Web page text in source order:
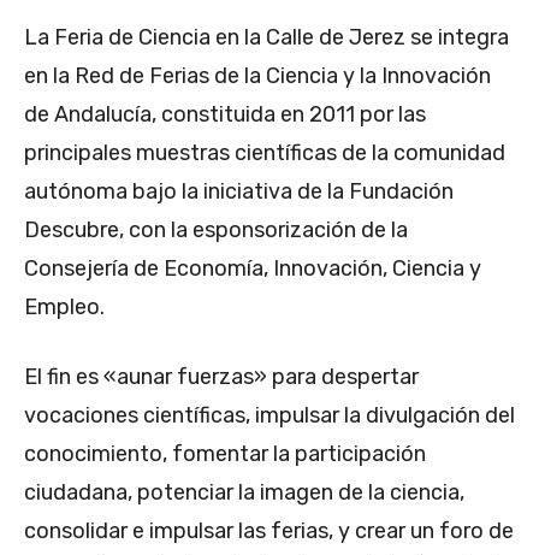
La Feria de Ciencia en la Calle de Jerez se integra
en la Red de Ferias de la Ciencia y la Innovación
de Andalucía, constituida en 2011 por las
principales muestras científicas de la comunidad
autónoma bajo la iniciativa de la Fundación
Descubre, con la esponsorización de la
Consejería de Economía, Innovación, Ciencia y
Empleo.
El fin es «aunar fuerzas» para despertar
vocaciones científicas, impulsar la divulgación del
conocimiento, fomentar la participación
ciudadana, potenciar la imagen de la ciencia,
consolidar e impulsar las ferias, y crear un foro de